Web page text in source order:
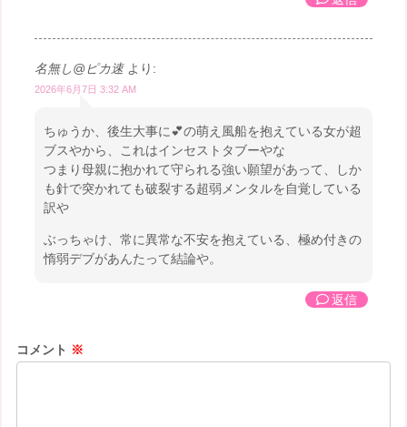
名無し@ピカ速 より:
2026年6月7日 3:32 AM
ちゅうか、後生大事に💕の萌え風船を抱えている女が超
ブスやから、これはインセストタブーやな
つまり母親に抱かれて守られる強い願望があって、しか
も針で突かれても破裂する超弱メンタルを自覚している
訳や
ぶっちゃけ、常に異常な不安を抱えている、極め付きの
惰弱デブがあんたって結論や。
返信
コメント ※